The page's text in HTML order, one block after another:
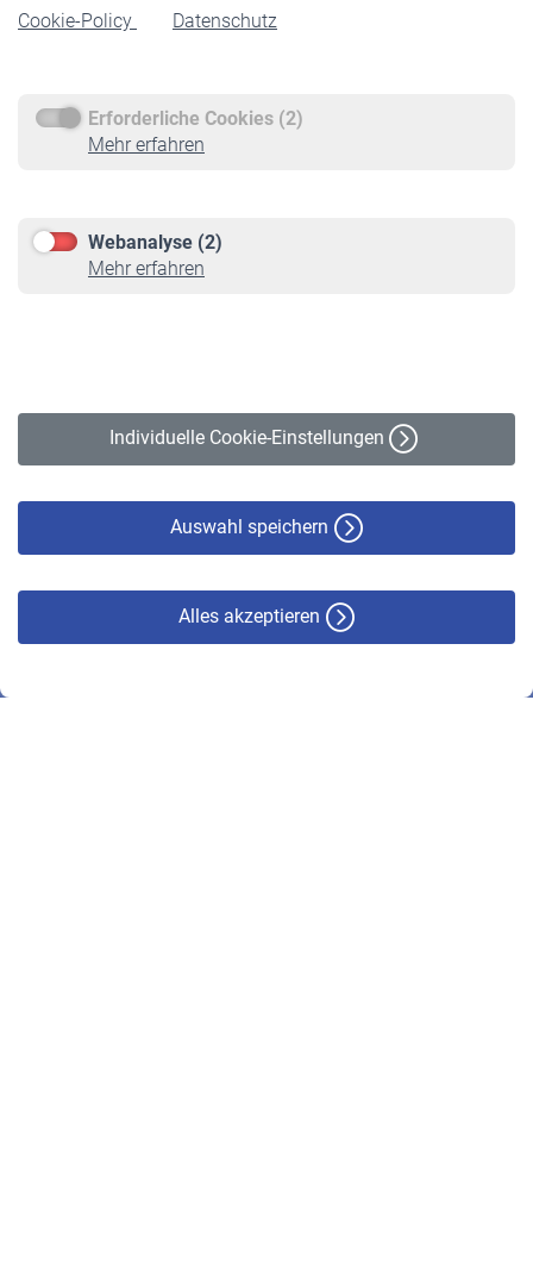
Cookie-Policy
Datenschutz
Erforderliche Cookies (2)
Mehr erfahren
Webanalyse (2)
Mehr erfahren
Individuelle Cookie-Einstellungen
Auswahl speichern
Alles akzeptieren
Rente beantragen
Service
Informationen
Online-Rechner
VBLnewsletter
Erklärung zur Barrierefreiheit
© VBL 2026